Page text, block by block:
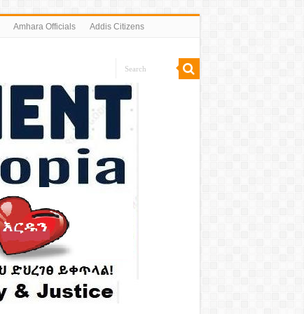
Amhara Officials Addis Citizens